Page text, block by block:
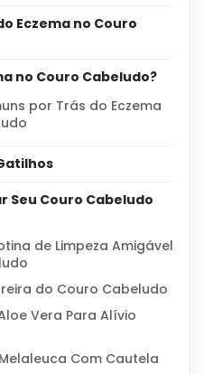
Eczema no Couro
no Couro Cabeludo?
por Trás do Eczema
Seu Couro Cabeludo
de Limpeza Amigável
do Couro Cabeludo
Vera Para Alívio
Com Cautela